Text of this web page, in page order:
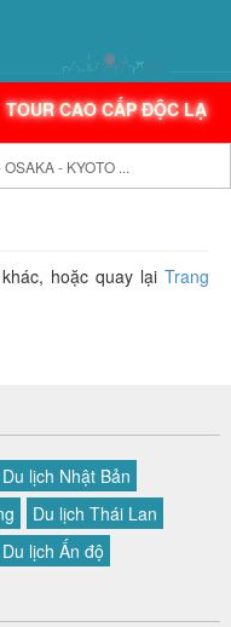
TOUR CAO CẤP ĐỘC LẠ
OSAKA - KYOTO ...
hoặc quay lạiTrang
Du lịch Nhật Bản
Du lịch Thái Lan
Du lịch Ấn độ